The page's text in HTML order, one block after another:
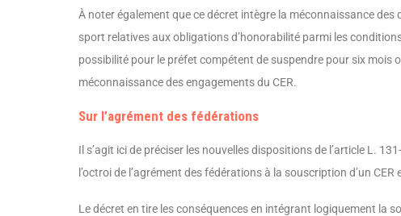
À noter également que ce décret intègre la méconnaissance
sport relatives aux obligations d’honorabilité parmi les
possibilité pour le préfet compétent de suspendre pour six mois
méconnaissance des engagements du CER.
Sur l’agrément des fédérations
Il s’agit ici de préciser les nouvelles disposi­tions de l’article L.
l’octroi de l’agrément des fédérations à la souscription d’un
Le décret en tire les conséquences en inté­grant logiquement la